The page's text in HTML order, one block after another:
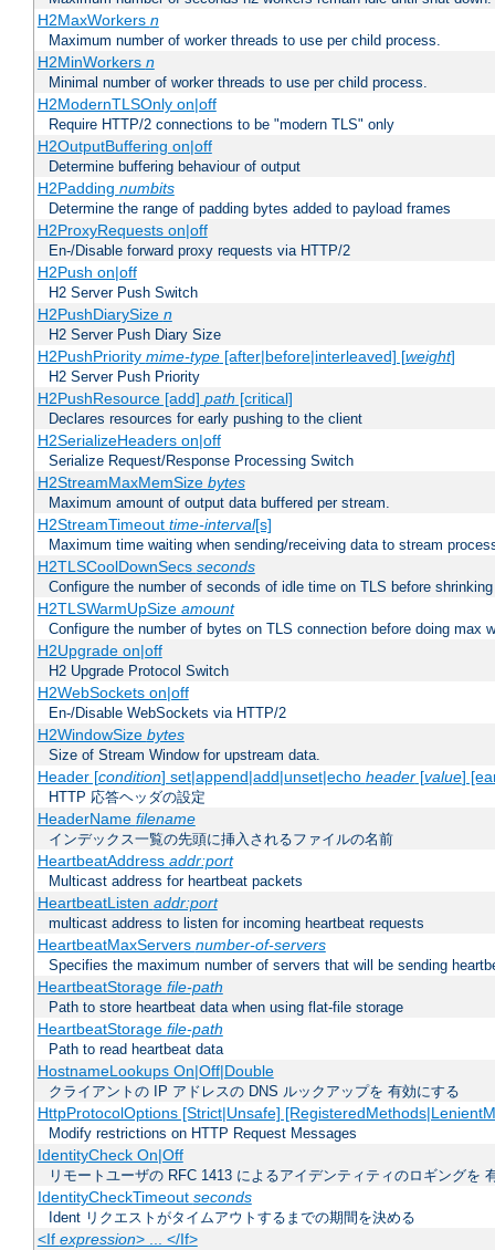
H2MaxWorkers n
Maximum number of worker threads to use per child process.
H2MinWorkers n
Minimal number of worker threads to use per child process.
H2ModernTLSOnly on|off
Require HTTP/2 connections to be "modern TLS" only
H2OutputBuffering on|off
Determine buffering behaviour of output
H2Padding numbits
Determine the range of padding bytes added to payload frames
H2ProxyRequests on|off
En-/Disable forward proxy requests via HTTP/2
H2Push on|off
H2 Server Push Switch
H2PushDiarySize n
H2 Server Push Diary Size
H2PushPriority mime-type[after|before|interleaved] [weight]
H2 Server Push Priority
H2PushResource [add] path [critical]
Declares resources for early pushing to the client
H2SerializeHeaders on|off
Serialize Request/Response Processing Switch
H2StreamMaxMemSize bytes
Maximum amount of output data buffered per stream.
H2StreamTimeout time-interval[s]
Maximum time waiting when sending/receiving data to stream
H2TLSCoolDownSecs seconds
Configure the number of seconds of idle time on TLS before
H2TLSWarmUpSize amount
Configure the number of bytes on TLS connection before doing max
H2Upgrade on|off
H2 Upgrade Protocol Switch
H2WebSockets on|off
En-/Disable WebSockets via HTTP/2
H2WindowSize bytes
Size of Stream Window for upstream data.
Header [condition] set|append|add|unset|echo header[value]
HTTP 応答ヘッダの設定
HeaderName filename
インデックス一覧の先頭に挿入されるファイルの名前
HeartbeatAddress addr:port
Multicast address for heartbeat packets
HeartbeatListen addr:port
multicast address to listen for incoming heartbeat requests
HeartbeatMaxServers number-of-servers
Specifies the maximum number of servers that will be sending
HeartbeatStorage file-path
Path to store heartbeat data when using flat-file storage
HeartbeatStorage file-path
Path to read heartbeat data
HostnameLookups On|Off|Double
クライアントの IP アドレスの DNS ルックアップを 有効にする
HttpProtocolOptions [Strict|Unsafe]
Modify restrictions on HTTP Request Messages
IdentityCheck On|Off
リモートユーザの RFC 1413 によるアイデンティティのロギングを
IdentityCheckTimeout seconds
Ident リクエストがタイムアウトするまでの期間を決める
<If expression> ... </If>